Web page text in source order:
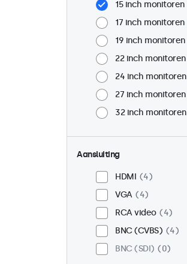
15 inch monitoren
17 inch monitoren
19 inch monitoren
22 inch monitoren
24 inch monitoren
27 inch monitoren
32 inch monitoren
Aansluiting
HDMI
4
VGA
4
RCA video
4
BNC (CVBS)
4
BNC (SDI)
0